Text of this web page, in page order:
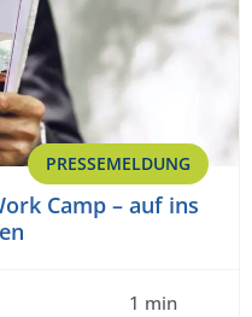
PRESSEMELDUNG
Camp – auf ins
1 min